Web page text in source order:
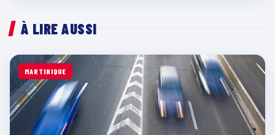
À LIRE AUSSI
MARTINIQUE